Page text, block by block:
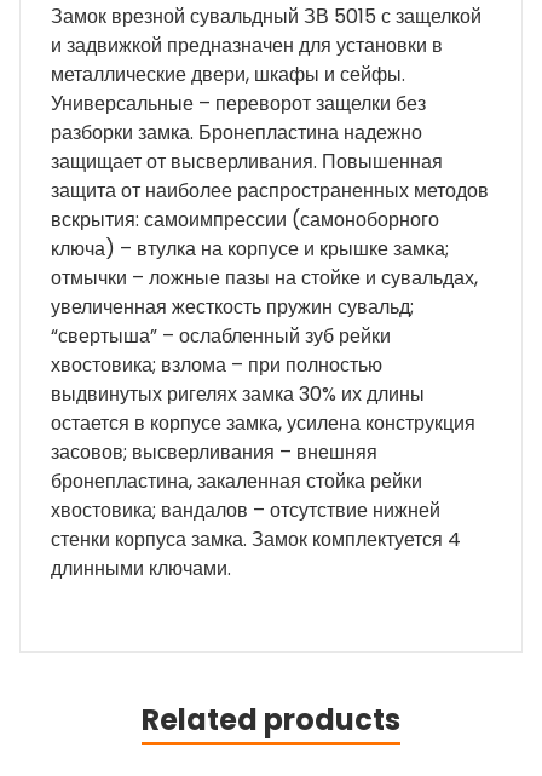
Замок врезной сувальдный ЗВ 5015 с защелкой
и задвижкой предназначен для установки в
металлические двери, шкафы и сейфы.
Универсальные – переворот защелки без
разборки замка. Бронепластина надежно
защищает от высверливания. Повышенная
защита от наиболее распространенных методов
вскрытия: самоимпрессии (самоноборного
ключа) – втулка на корпусе и крышке замка;
отмычки – ложные пазы на стойке и сувальдах,
увеличенная жесткость пружин сувальд;
“свертыша” – ослабленный зуб рейки
хвостовика; взлома – при полностью
выдвинутых ригелях замка 30% их длины
остается в корпусе замка, усилена конструкция
засовов; высверливания – внешняя
бронепластина, закаленная стойка рейки
хвостовика; вандалов – отсутствие нижней
стенки корпуса замка. Замок комплектуется 4
длинными ключами.
Related products